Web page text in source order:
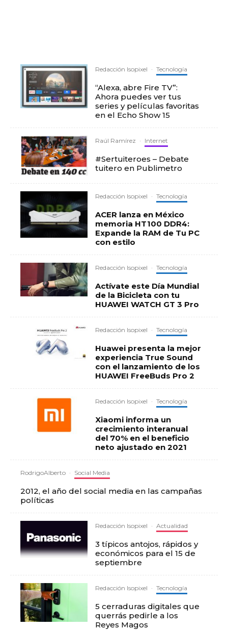
Redacción Isopixel · Tecnología
“Alexa, abre Fire TV”:
Ahora puedes ver tus
series y películas favoritas
en el Echo Show 15
Raúl Ramírez · Internet
#Sertuiteroes – Debate
tuitero en Publimetro
Redacción Isopixel · Tecnología
ACER lanza en México
memoria HT100 DDR4:
Expande la RAM de Tu PC
con estilo
Redacción Isopixel · Tecnología
Actívate este Día Mundial
de la Bicicleta con tu
HUAWEI WATCH GT 3 Pro
Redacción Isopixel · Tecnología
Huawei presenta la mejor
experiencia True Sound
con el lanzamiento de los
HUAWEI FreeBuds Pro 2
Redacción Isopixel · Tecnología
Xiaomi informa un
crecimiento interanual
del 70% en el beneficio
neto ajustado en 2021
RodrigoAlberto · Social Media
2012, el año del social media en las campañas
políticas
Redacción Isopixel · Actualidad
3 típicos antojos, rápidos y
económicos para el 15 de
septiembre
Redacción Isopixel · Tecnología
5 cerraduras digitales que
querrás pedirle a los
Reyes Magos